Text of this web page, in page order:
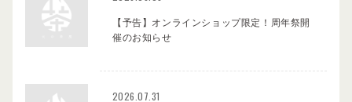
【予告】オンラインショップ限定！周年祭開
催のお知らせ
2026.07.31